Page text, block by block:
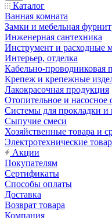
Каталог
Ванная комната
Замки и мебельная
Инженерная сантехника
Инструмент и расходные
Интерьер, отделка
Кабельно-проводниковая
Крепеж и крепежные
Лакокрасочная продукция
Отопительное и насосное
Системы для прокладки и
Сыпучие смеси
Хозяйственные товара и
Электротехнические
Акции
Покупателям
Сертификаты
Способы оплаты
Доставка
Возврат товара
Компания